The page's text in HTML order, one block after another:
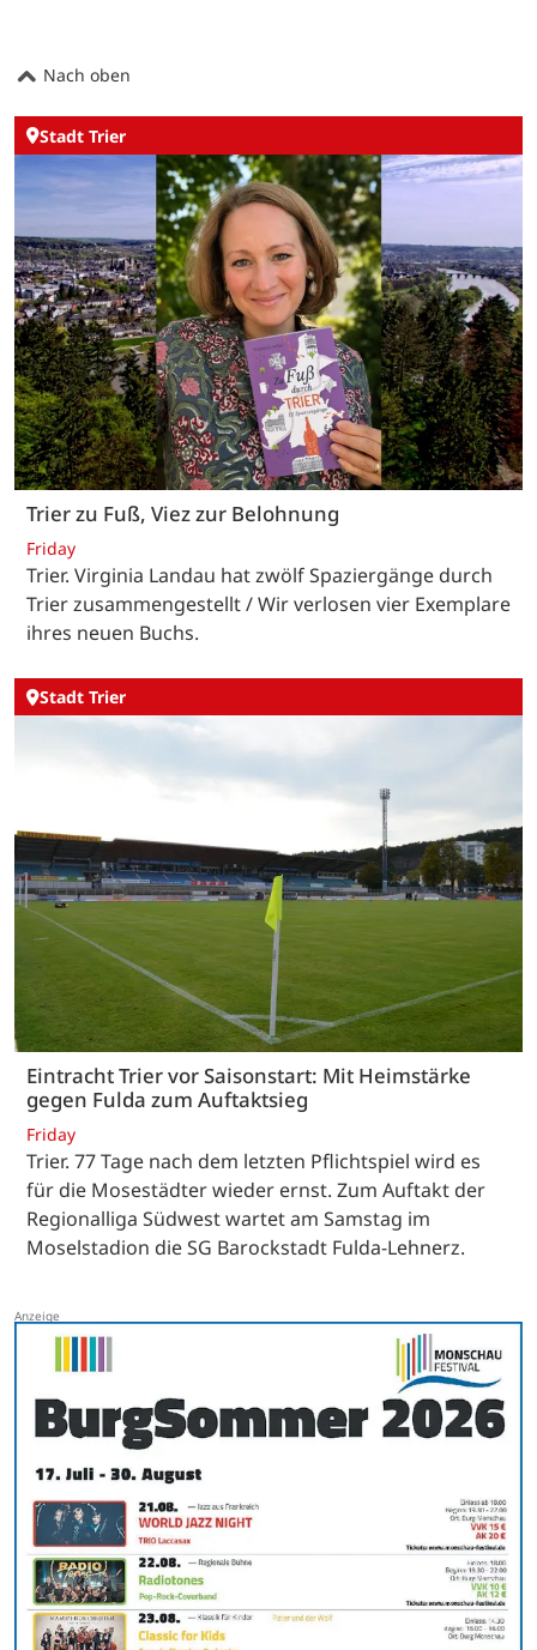
Nach oben
Stadt Trier
Trier zu Fuß, Viez zur Belohnung
Friday
Trier. Virginia Landau hat zwölf Spaziergänge durch
Trier zusammengestellt / Wir verlosen vier Exemplare
ihres neuen Buchs.
Stadt Trier
Eintracht Trier vor Saisonstart: Mit Heimstärke
gegen Fulda zum Auftaktsieg
Friday
Trier. 77 Tage nach dem letzten Pflichtspiel wird es
für die Mosestädter wieder ernst. Zum Auftakt der
Regionalliga Südwest wartet am Samstag im
Moselstadion die SG Barockstadt Fulda-Lehnerz.